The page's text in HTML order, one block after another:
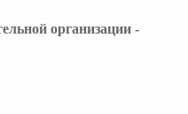
организации -